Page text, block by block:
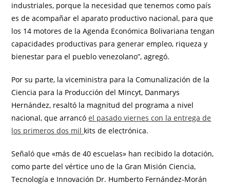
industriales, porque la necesidad que tenemos como país
es de acompañar el aparato productivo nacional, para que
los 14 motores de la Agenda Económica Bolivariana tengan
capacidades productivas para generar empleo, riqueza y
bienestar para el pueblo venezolano”, agregó.
Por su parte, la viceministra para la Comunalización de la
Ciencia para la Producción del Mincyt, Danmarys
Hernández, resaltó la magnitud del programa a nivel
nacional, que arrancóel pasado viernes con la entrega de
los primeros dos mil kits de electrónica.
Señaló que «más de 40 escuelas» han recibido la dotación,
como parte del vértice uno de la Gran Misión Ciencia,
Tecnología e Innovación Dr. Humberto Fernández-Morán